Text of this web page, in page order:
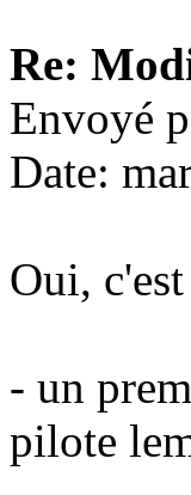
Re:
Envoyé
Date:
Oui,
- un
pilote